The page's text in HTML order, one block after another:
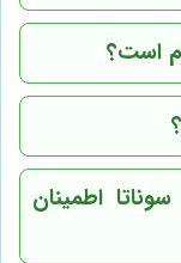
است؟
اطمینان